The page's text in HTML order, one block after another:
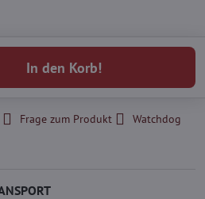
In den Korb!
Frage zum Produkt
Watchdog